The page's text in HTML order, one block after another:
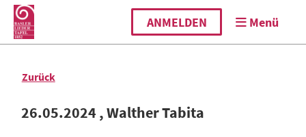
ANMELDEN Menü
Zurück
26.05.2024 , Walther Tabita